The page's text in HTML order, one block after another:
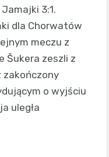
3:1.
dla Chorwatów
meczu z
Šukera zeszli z
zakończony
o wyjściu
uległa